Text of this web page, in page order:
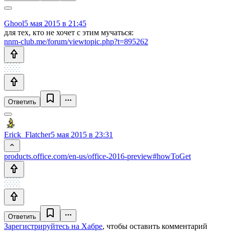
Ghool5 мая 2015 в 21:45
для тех, кто не хочет с этим мучаться:
nnm-club.me/forum/viewtopic.php?t=895262
Ответить
Erick_Flatcher5 мая 2015 в 23:31
products.office.com/en-us/office-2016-preview#howToGet
Ответить
Зарегистрируйтесь на Хабре, чтобы оставить комментарий